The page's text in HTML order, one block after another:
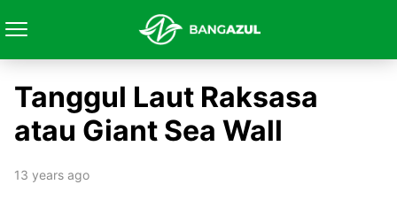
Tanggul Laut Raksasa
atau Giant Sea Wall
13 years ago